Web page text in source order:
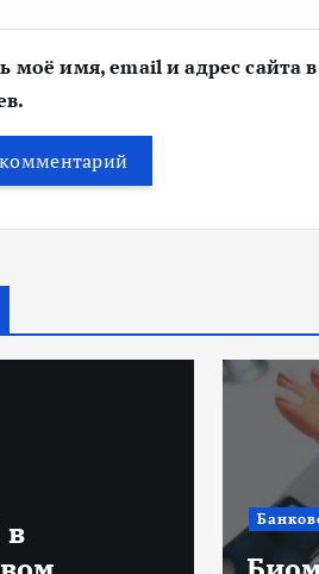
моё имя, email и адрес сайта